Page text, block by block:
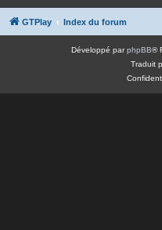
GTPlay Index du forum
Développé parphpBB®
Traduit